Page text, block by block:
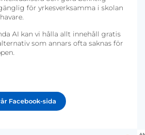
för yrkesverksamma i skolan
AI kan vi hålla allt innehåll gratis
som annars ofta saknas för
Facebook-sida